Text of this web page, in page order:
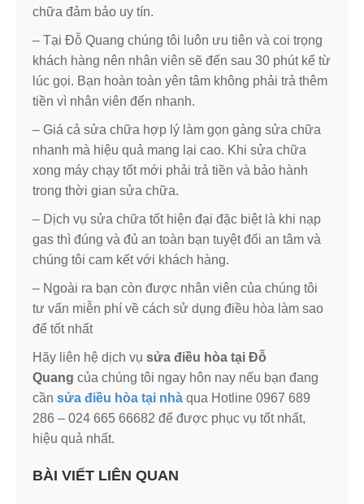
chữa đảm bảo uy tín.
– Tại Đỗ Quang chúng tôi luôn ưu tiên và coi trọng
khách hàng nên nhân viên sẽ đến sau 30 phút kể từ
lúc gọi. Bạn hoàn toàn yên tâm không phải trả thêm
tiền vì nhân viên đến nhanh.
– Giá cả sửa chữa hợp lý làm gọn gàng sửa chữa
nhanh mà hiệu quả mang lại cao. Khi sửa chữa
xong máy chạy tốt mới phải trả tiền và bảo hành
trong thời gian sửa chữa.
– Dịch vụ sửa chữa tốt hiện đại đặc biệt là khi nạp
gas thì đúng và đủ an toàn bạn tuyệt đối an tâm và
chúng tôi cam kết với khách hàng.
– Ngoài ra bạn còn được nhân viên của chúng tôi
tư vấn miễn phí về cách sử dụng điều hòa làm sao
để tốt nhất
Hãy liên hệ dịch vụ sửa điều hòa tại Đỗ
Quang của chúng tôi ngay hôn nay nếu bạn đang
cần sửa điều hòa tại nhà qua Hotline 0967 689
286 – 024 665 66682 để được phục vụ tốt nhất,
hiệu quả nhất.
BÀI VIẾT LIÊN QUAN